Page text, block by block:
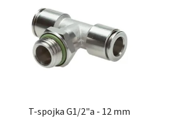
T-spojka G1/2"a - 12 mm